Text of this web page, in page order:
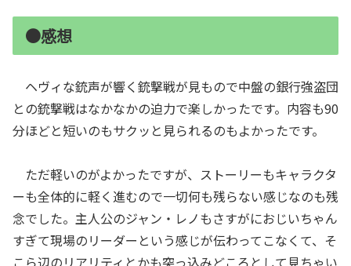
●感想
ヘヴィな銃声が響く銃撃戦が見もので中盤の銀行強盗団
との銃撃戦はなかなかの迫力で楽しかったです。内容も90
分ほどと短いのもサクッと見られるのもよかったです。
ただ軽いのがよかったですが、ストーリーもキャラクタ
ーも全体的に軽く進むので一切何も残らない感じなのも残
念でした。主人公のジャン・レノもさすがにおじいちゃん
すぎて現場のリーダーという感じが伝わってこなくて、そ
こら辺のリアリティとかも突っ込みどころとして見ちゃい